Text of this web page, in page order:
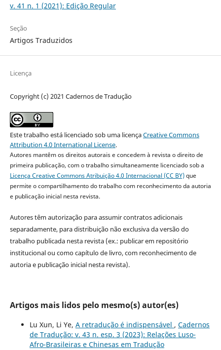
v. 41 n. 1 (2021): Edição Regular
Seção
Artigos Traduzidos
Licença
Copyright (c) 2021 Cadernos de Tradução
Este trabalho está licenciado sob uma licençaCreative Commons
Attribution 4.0 International License.
Autores mantêm os direitos autorais e concedem à revista o direito de
primeira publicação, com o trabalho simultaneamente licenciado sob a
Licença Creative Commons Atribuição 4.0 Internacional (CC BY)que
permite o compartilhamento do trabalho com reconhecimento da autoria
e publicação inicial nesta revista.
Autores têm autorização para assumir contratos adicionais
separadamente, para distribuição não exclusiva da versão do
trabalho publicada nesta revista (ex.: publicar em repositório
institucional ou como capítulo de livro, com reconhecimento de
autoria e publicação inicial nesta revista).
Artigos mais lidos pelo mesmo(s) autor(es)
Lu Xun, Li Ye, A retradução é indispensável , Cadernos
de Tradução: v. 43 n. esp. 3 (2023): Relações Luso-
Afro-Brasileiras e Chinesas em Tradução